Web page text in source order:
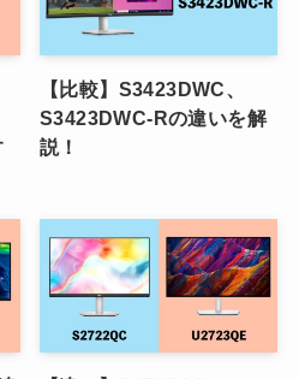
【比較】S3423DWC、
S3423DWC-Rの違いを解
説！